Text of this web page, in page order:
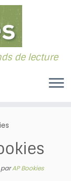
de lecture
parAP Bookies